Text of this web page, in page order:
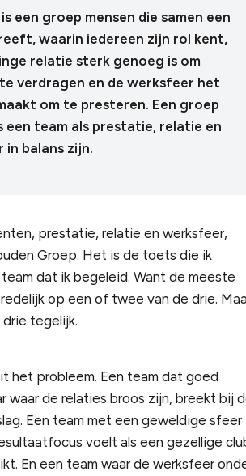
een groep mensen die samen een
waarin iedereen zijn rol kent,
relatie sterk genoeg is om
verdragen en de werksfeer het
om te presteren. Een groep
een team als prestatie, relatie en
balans zijn.
prestatie, relatie en werksfeer,
Groep. Het is de toets die ik
dat ik begeleid. Want de meeste
op een of twee van de drie.
tegelijk.
het probleem. Een team dat goed
waar de relaties broos zijn, breekt bij
Een team met een geweldige sfeer
voelt als een gezellige
En een team waar de werksfeer